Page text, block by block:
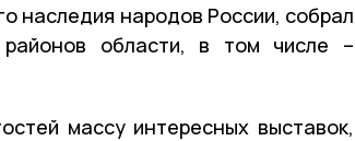
наследия народов России, собрал
области, в том числе –
массу интересных выставок,